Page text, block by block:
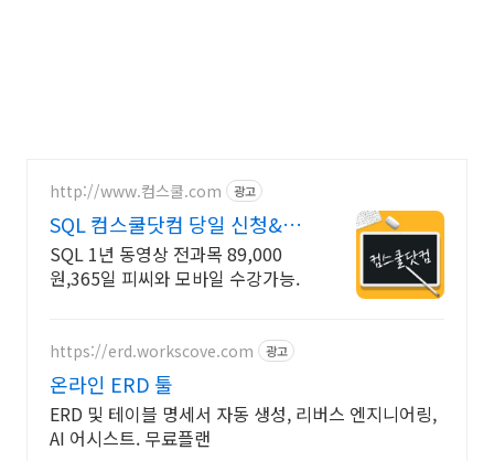
http://www.컴스쿨.com 광고
SQL 컴스쿨닷컴 당일 신청&결
제시 기프티콘!
SQL 1년 동영상 전과목 89,000
원,365일 피씨와 모바일 수강가능.
https://erd.workscove.com 광고
온라인 ERD 툴
ERD 및 테이블 명세서 자동 생성, 리버스 엔지니어링,
AI 어시스트. 무료플랜